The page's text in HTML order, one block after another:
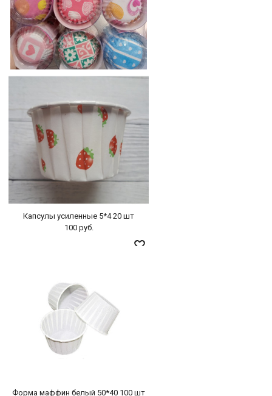
Капсулы бумажные D25 H20,100шт в
100 руб.
БЫСТРЫЙ ПРОСМОТР
Капсулы усиленные 5*4 20 шт
100 руб.
+
Форма маффин белый 50*40 100 шт